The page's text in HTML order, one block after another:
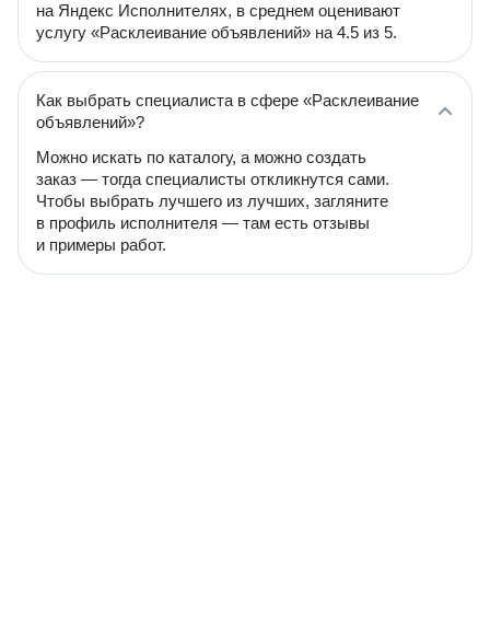
на Яндекс Исполнителях, в среднем оценивают
услугу «Расклеивание объявлений» на 4.5 из 5.
Как выбрать специалиста в сфере «Расклеивание
объявлений»?
Можно искать по каталогу, а можно создать
заказ — тогда специалисты откликнутся сами.
Чтобы выбрать лучшего из лучших, загляните
в профиль исполнителя — там есть отзывы
и примеры работ.